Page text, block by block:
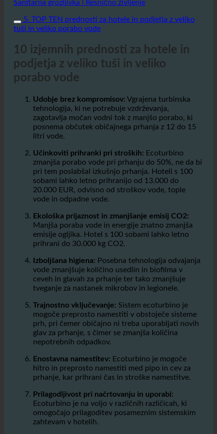
Sanitarna grozljivka | Resnično življenje
5. TOP TEN prednosti za hotele in podjetja z veliko
tuši in veliko porabo vode
10 izjemnih prednosti za hotele in
porabo vode
Udobje brez kompromisov:Vgrajena turbinska
tehnologija, ki ne potrebuje vzdrževanja,
posnema občutek običajnega prhanja z 12 do 15
litri vode.
Učinkoviti prihranki pri stroških: Ecoturbino
zmanjša porabo vode pri prhanju do 50%, ne da bi
pri tem poslabšal izkušnjo prhanja. Hoteli s 100
sobami lahko letno prihranijo od 13.000 do
20.000 EUR, odvisno od stroškov vode, tople
vode in odpadne vode.
Ekološka prijaznost in zmanjšanje emisij CO2:
Manjša poraba vode in energije znatno zmanjša
emisije ogljika. Hotel s 100 sobami lahko letno
prihrani do 30.000 kg CO2.
Izboljšana higiena: Posebna tehnologija odvajanja
vode zmanjšuje količino usedlin in biofilma v
ceveh in glavah za prhanje ter tako zmanjšuje
tveganje za nastanek mikrobov in legionele.
Trajnostno vključevanje:Sistem ecoturbino je
mogoče preprosto namestiti v obstoječe sisteme
prh, pri čemer običajno ni treba uporabljati novih
glav za prhanje, s čimer se zmanjša količina
nepotrebnih odpadkov.
Enostavna namestitev:
hitro in preprosto namestiti med pipo in cev za
prhanje, kar prihrani čas in stroške namestitve.
Prilagodljivost pri načrtovanju in uporabi: